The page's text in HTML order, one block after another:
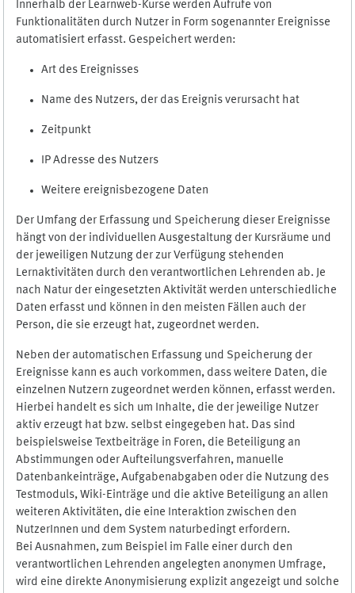
Innerhalb der Learnweb-Kurse werden Aufrufe von
Funktionalitäten durch Nutzer in Form sogenannter Ereignisse
automatisiert erfasst. Gespeichert werden:
Art des Ereignisses
Name des Nutzers, der das Ereignis verursacht hat
Zeitpunkt
IP Adresse des Nutzers
Weitere ereignisbezogene Daten
Der Umfang der Erfassung und Speicherung dieser Ereignisse
hängt von der individuellen Ausgestaltung der Kursräume und
der jeweiligen Nutzung der zur Verfügung stehenden
Lernaktivitäten durch den verantwortlichen Lehrenden ab. Je
nach Natur der eingesetzten Aktivität werden unterschiedliche
Daten erfasst und können in den meisten Fällen auch der
Person, die sie erzeugt hat, zugeordnet werden.
Neben der automatischen Erfassung und Speicherung der
Ereignisse kann es auch vorkommen, dass weitere Daten, die
einzelnen Nutzern zugeordnet werden können, erfasst werden.
Hierbei handelt es sich um Inhalte, die der jeweilige Nutzer
aktiv erzeugt hat bzw. selbst eingegeben hat. Das sind
beispielsweise Textbeiträge in Foren, die Beteiligung an
Abstimmungen oder Aufteilungsverfahren, manuelle
Datenbankeinträge, Aufgabenabgaben oder die Nutzung des
Testmoduls, Wiki-Einträge und die aktive Beteiligung an allen
weiteren Aktivitäten, die eine Interaktion zwischen den
NutzerInnen und dem System naturbedingt erfordern.
Bei Ausnahmen, zum Beispiel im Falle einer durch den
verantwortlichen Lehrenden angelegten anonymen Umfrage,
wird eine direkte Anonymisierung explizit angezeigt und solche